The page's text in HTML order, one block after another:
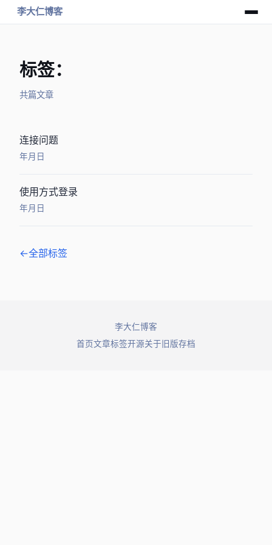
李大仁博客
标签：SSH
共 2 篇文章
JSch连接SSH问题Exception:Algorithm negotiation fail
2016年8月16日
[Linux]使用SSH-KEY方式登录SSH
2016年1月18日
← 全部标签
© 2026 李大仁博客. All rights reserved.
首页文章标签开源关于 旧版存档